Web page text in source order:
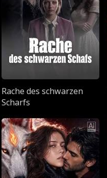
Rache des schwarzen
Scharfs